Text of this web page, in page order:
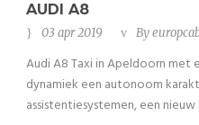
AUDI A8
03 apr 2019 By
Audi A8 Taxi in Apeldoorn met
dynamiek een autonoom
assistentiesystemen, een